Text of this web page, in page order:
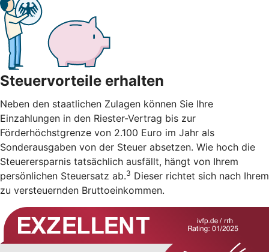
Steuervorteile erhalten
Neben den staatlichen Zulagen können Sie Ihre
Einzahlungen in den Riester-Vertrag bis zur
Förderhöchstgrenze von 2.100 Euro im Jahr als
Sonderausgaben von der Steuer absetzen. Wie hoch die
Steuerersparnis tatsächlich ausfällt, hängt von Ihrem
persönlichen Steuersatz ab.3 Dieser richtet sich nach Ihrem
zu versteuernden Bruttoeinkommen.